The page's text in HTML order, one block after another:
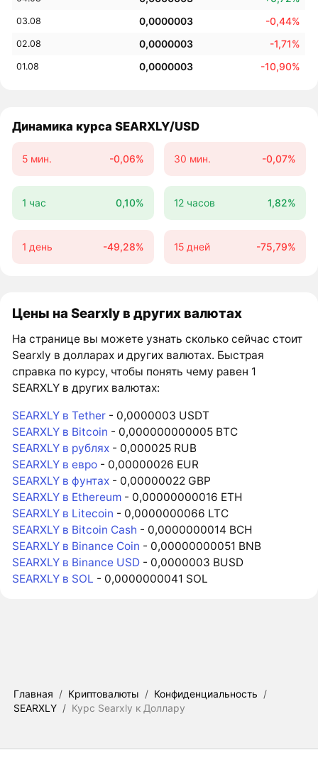
03.08 0,0000003 -0,44%
02.08 0,0000003 -1,71%
01.08 0,0000003 -10,90%
Динамика курса SEARXLY/USD
5 мин. -0,06% 30 мин. -0,07%
1 час 0,10% 12 часов 1,82%
1 день -49,28% 15 дней -75,79%
Цены на Searxly в других валютах
На странице вы можете узнать сколько сейчас стоит
Searxly в долларах и других валютах. Быстрая
справка по курсу, чтобы понять чему равен 1
SEARXLY в других валютах:
SEARXLY в Tether - 0,0000003 USDT
SEARXLY в Bitcoin - 0,000000000005 BTC
SEARXLY в рублях - 0,000025 RUB
SEARXLY в евро - 0,00000026 EUR
SEARXLY в фунтах - 0,00000022 GBP
SEARXLY в Ethereum - 0,00000000016 ETH
SEARXLY в Litecoin - 0,0000000066 LTC
SEARXLY в Bitcoin Cash - 0,0000000014 BCH
SEARXLY в Binance Coin - 0,00000000051 BNB
SEARXLY в Binance USD - 0,0000003 BUSD
SEARXLY в SOL - 0,0000000041 SOL
Главная / Криптовалюты / Конфиденциальность /
SEARXLY / Курс Searxly к Доллару